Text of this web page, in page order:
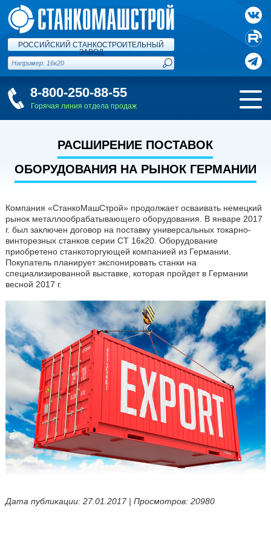
РОССИЙСКИЙ СТАНКОСТРОИТЕЛЬНЫЙ
ЗАВОД
8-800-250-88-55
Горячая линия отдела продаж
РАСШИРЕНИЕ ПОСТАВОК
ОБОРУДОВАНИЯ НА РЫНОК ГЕРМАНИИ
Компания «СтанкоМашСтрой» продолжает осваивать немецкий
рынок металлообрабатывающего оборудования. В январе 2017
г. был заключен договор на поставку универсальных токарно-
винторезных станков серии СТ 16к20. Оборудование
приобретено станкоторгующей компанией из Германии.
Покупатель планирует экспонировать станки на
специализированной выставке, которая пройдет в Германии
весной 2017 г.
Дата публикации: 27.01.2017 | Просмотров: 20980